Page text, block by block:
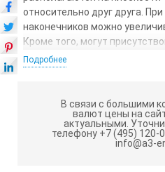
относительно друг друга.
наконечников можно
Кроме того, могут
механизмы для
передачи на специальное
Существуют различные виды
еще называют, штихмасов,
систематизированной
Подробнее
В связи с большими
валют цены на
актуальными.
телефону +7 (495) 120-
info@a3-